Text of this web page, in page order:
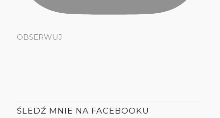
OBSERWUJ
ŚLEDŹ MNIE NA FACEBOOKU